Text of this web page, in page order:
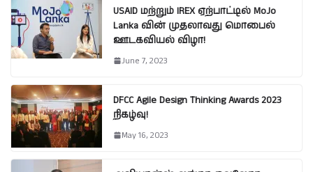
USAID மற்றும் IREX ஏற்பாட்டில் MoJo
Lanka வின் முதலாவது மொபைல்
ஊடகவியல் விழா!
June 7, 2023
DFCC Agile Design Thinking Awards 2023
நிகழ்வு!
May 16, 2023